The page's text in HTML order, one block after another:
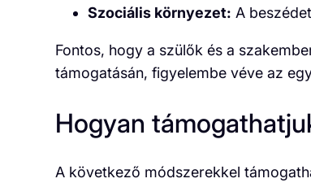
Szociális környezet: A
Fontos, hogy a szülők és a
támogatásán, figyelembe véve az
Hogyan
A következő módszerekkel